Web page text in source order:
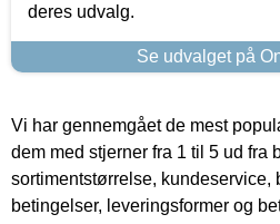
deres udvalg.
Se udvalget på
Vi har gennemgået de mest
dem med stjerner fra 1 til 5 ud fra
sortimentstørrelse, kundeservice,
betingelser, leveringsformer og